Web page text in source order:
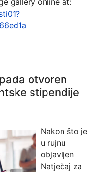
otvoren
stipendije
Nakon što je
u rujnu
objavljen
Natječaj za